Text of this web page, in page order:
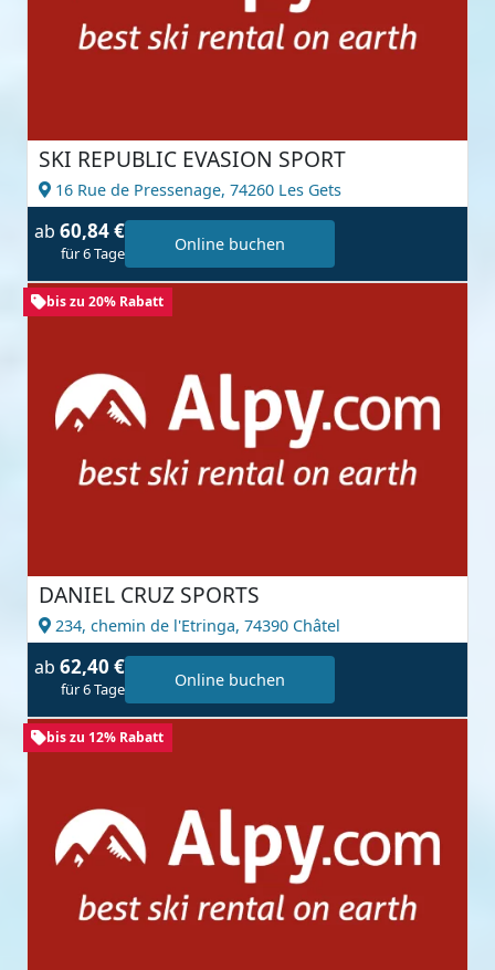
SKI REPUBLIC EVASION SPORT
16 Rue de Pressenage, 74260 Les Gets
ab 60,84 €
für 6 Tage Online buchen
bis zu 20% Rabatt
DANIEL CRUZ SPORTS
234, chemin de l'Etringa, 74390 Châtel
ab 62,40 €
für 6 Tage Online buchen
bis zu 12% Rabatt